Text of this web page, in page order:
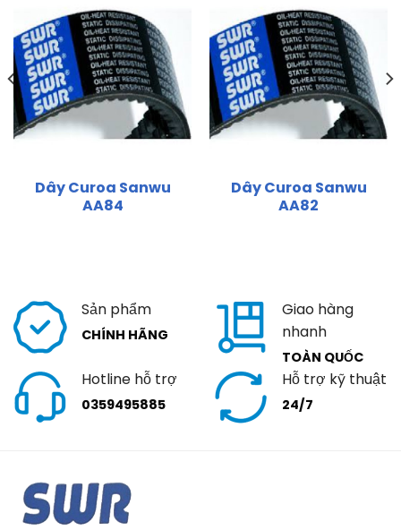
Dây Curoa Sanwu
AA84
Dây Curoa Sanwu
AA82
Sản phẩm
CHÍNH HÃNG
Giao hàng
nhanh
TOÀN QUỐC
Hotline hỗ trợ
0359495885
Hỗ trợ kỹ thuật
24/7